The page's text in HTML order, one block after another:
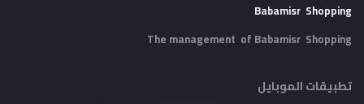
Babamisr Shopping
The management of Babamisr Shopping
تطبيقات الموبايل